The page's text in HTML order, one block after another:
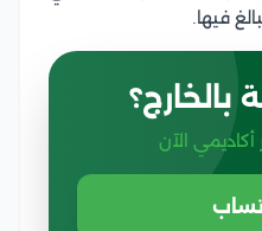
فيها.
بالخارج؟
الآن